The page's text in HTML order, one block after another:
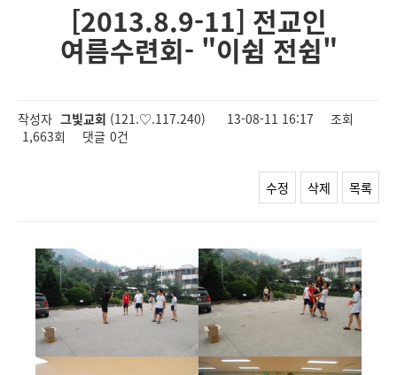
[2013.8.9-11] 전교인
여름수련회- "이쉼 전쉼"
작성자 그빛교회 (121.♡.117.240) 13-08-11 16:17
조회
1,663회
댓글 0건
수정 삭제 목록